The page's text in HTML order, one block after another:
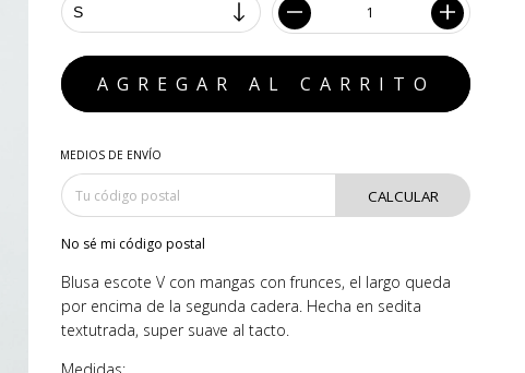
MEDIOS DE ENVÍO
CALCULAR
No sé mi código postal
Blusa escote V con mangas con frunces, el largo queda
por encima de la segunda cadera. Hecha en sedita
textutrada, super suave al tacto.